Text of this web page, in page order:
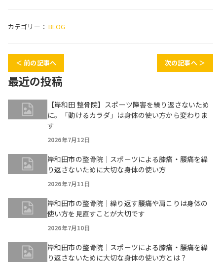
カテゴリー： BLOG
＜ 前の記事へ 次の記事へ ＞
最近の投稿
【岸和田 整骨院】スポーツ障害を繰り返さないため
に。「動けるカラダ」は身体の使い方から変わりま
す
2026年7月12日
岸和田市の整骨院｜スポーツによる膝痛・腰痛を繰
り返さないために大切な身体の使い方
2026年7月11日
岸和田市の整骨院｜繰り返す腰痛や肩こりは身体の
使い方を見直すことが大切です
2026年7月10日
岸和田市の整骨院｜スポーツによる膝痛・腰痛を繰
り返さないために大切な身体の使い方とは？